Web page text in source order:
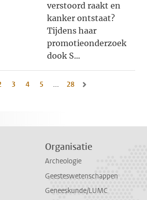
verstoord raakt en
kanker ontstaat?
Tijdens haar
promotieonderzoek
dook S...
pagina, pagina
Naar paginaNaar pagina
3 Naar pagina
4 Naar pagina
5 ... Naar laatste pagina,
28
Organisatie
Archeologie
Geesteswetenschappen
Geneeskunde/LUMC